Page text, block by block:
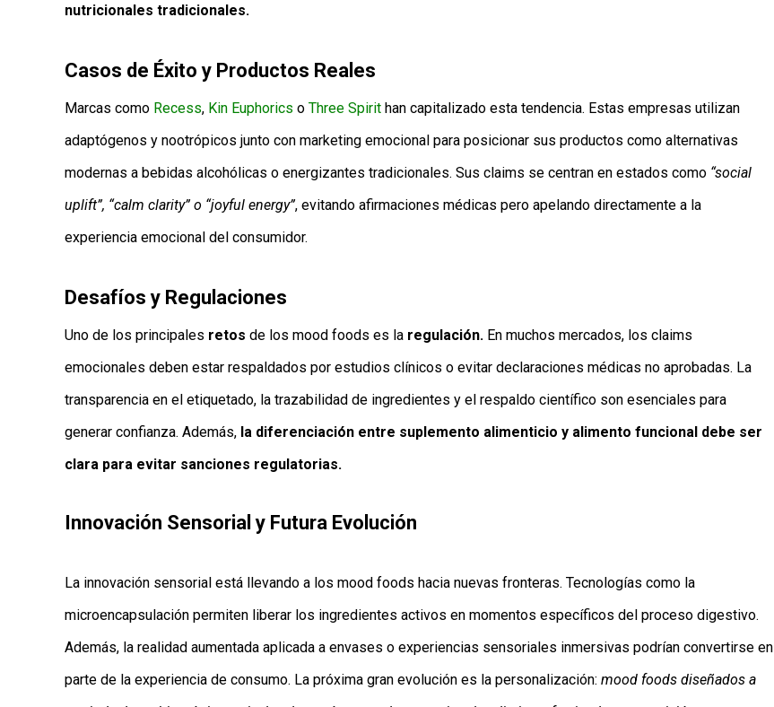
nutricionales tradicionales.
Casos de Éxito y Productos Reales
Marcas como Recess, Kin Euphorics o Three Spirit han capitalizado esta tendencia. Estas empresas utilizan
adaptógenos y nootrópicos junto con marketing emocional para posicionar sus productos como alternativas
modernas a bebidas alcohólicas o energizantes tradicionales. Sus claims se centran en estados como “social
uplift”, “calm clarity” o “joyful energy”, evitando afirmaciones médicas pero apelando directamente a la
experiencia emocional del consumidor.
Desafíos y Regulaciones
Uno de los principales retos de los mood foods es la regulación. En muchos mercados, los claims
emocionales deben estar respaldados por estudios clínicos o evitar declaraciones médicas no aprobadas. La
transparencia en el etiquetado, la trazabilidad de ingredientes y el respaldo científico son esenciales para
generar confianza. Además, la diferenciación entre suplemento alimenticio y alimento funcional debe ser
clara para evitar sanciones regulatorias.
Innovación Sensorial y Futura Evolución
La innovación sensorial está llevando a los mood foods hacia nuevas fronteras. Tecnologías como la
microencapsulación permiten liberar los ingredientes activos en momentos específicos del proceso digestivo.
Además, la realidad aumentada aplicada a envases o experiencias sensoriales inmersivas podrían convertirse en
parte de la experiencia de consumo. La próxima gran evolución es la personalización: mood foods diseñados a